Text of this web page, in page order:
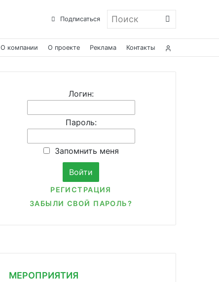
Подписаться Поиск
О компании О проекте Реклама Контакты
Логин:
Пароль:
Запомнить меня
РЕГИСТРАЦИЯ
ЗАБЫЛИ СВОЙ ПАРОЛЬ?
МЕРОПРИЯТИЯ